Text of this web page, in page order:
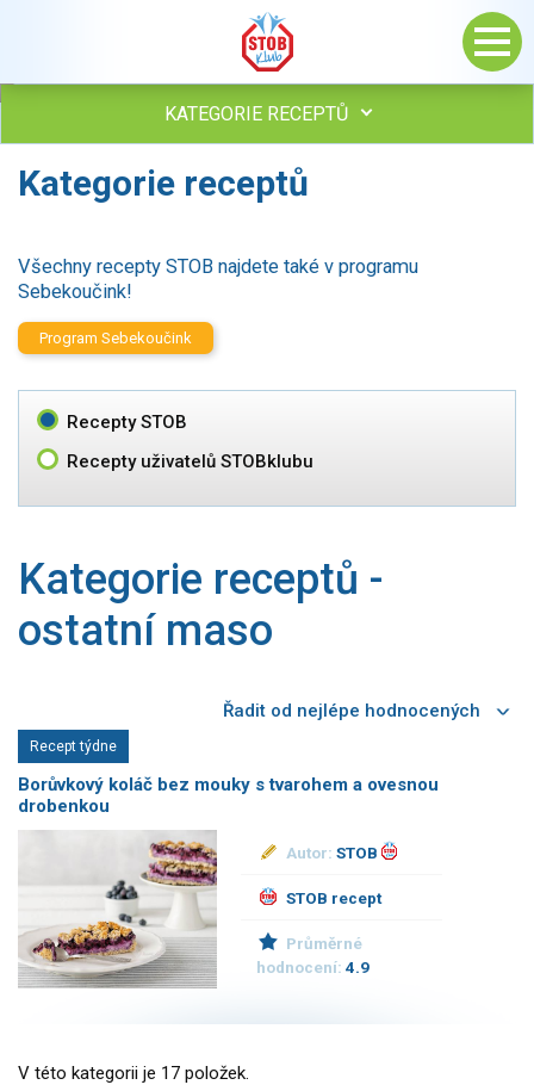
KATEGORIE RECEPTŮ
Všechny recepty
Polévky
Maso
drůbež
hovězí, telecí
vepřové
ryby
zvěřina
ostatní maso
Omáčky
Saláty
Sladké pokrmy
Dezerty
GLP-1 recepty
Kategorie receptů
Všechny recepty STOB najdete také v programu
Sebekoučink!
Program Sebekoučink
Recepty STOB
Recepty uživatelů STOBklubu
Kategorie receptů -
ostatní maso
Recept týdne
Borůvkový koláč bez mouky s tvarohem a ovesnou
drobenkou
Autor:STOB
STOB recept
Průměrné
hodnocení:4.9
V této kategorii je 17 položek.